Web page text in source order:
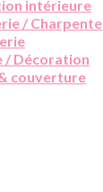
intérieure
/ Charpente
/ Décoration
couverture